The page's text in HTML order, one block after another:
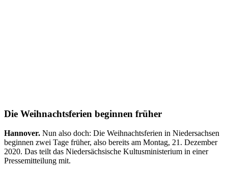
Die Weihnachtsferien beginnen früher
Hannover. Nun also doch: Die Weihnachtsferien in Niedersachsen
beginnen zwei Tage früher, also bereits am Montag, 21. Dezember
2020. Das teilt das Niedersächsische Kultusministerium in einer
Pressemitteilung mit.